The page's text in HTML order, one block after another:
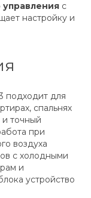
с
настройку и
подходит для
спальнях
точный
при
воздуха
с холодными
и
устройство